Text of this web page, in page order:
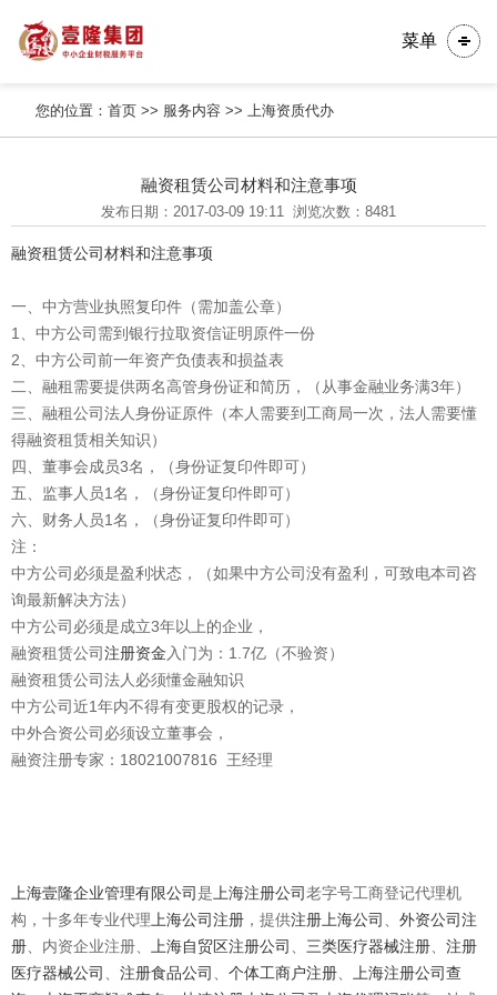
菜单
您的位置：首页 >> 服务内容 >>上海资质代办
融资租赁公司材料和注意事项
发布日期：2017-03-09 19:11 浏览次数：8481
融资租赁公司材料和注意事项
一、中方营业执照复印件（需加盖公章）
1、中方公司需到银行拉取资信证明原件一份
2、中方公司前一年资产负债表和损益表
二、融租需要提供两名高管身份证和简历，（从事金融业务满3年）
三、融租公司法人身份证原件（本人需要到工商局一次，法人需要懂
得融资租赁相关知识）
四、董事会成员3名，（身份证复印件即可）
五、监事人员1名，（身份证复印件即可）
六、财务人员1名，（身份证复印件即可）
注：
中方公司必须是盈利状态，（如果中方公司没有盈利，可致电本司咨
询最新解决方法）
中方公司必须是成立3年以上的企业，
融资租赁公司注册资金 入门为：1.7亿（不验资）
融资租赁公司法人必须懂金融知识
中方公司近1年内不得有变更股权的记录，
中外合资公司必须设立董事会，
融资注册专家：18021007816 王经理
上海壹隆企业管理有限公司是 上海注册公司老字号工商登记代理机
构，十多年专业代理 上海公司注册 ，提供注册上海公司
外资公司注
册 、内资企业注册、 上海自贸区注册公司 三类医疗器械注册
注册
医疗器械公司
注册食品公司 个体工商户注册
上海注册公司查